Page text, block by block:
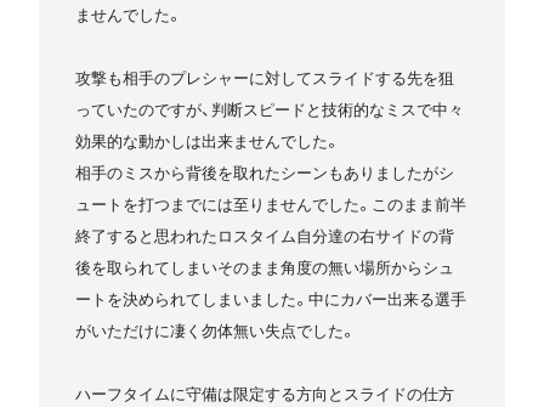
ませんでした。
攻撃も相手のプレシャーに対してスライドする先を狙
っていたのですが、判断スピードと技術的なミスで中々
効果的な動かしは出来ませんでした。
相手のミスから背後を取れたシーンもありましたがシ
ュートを打つまでには至りませんでした。このまま前半
終了すると思われたロスタイム自分達の右サイドの背
後を取られてしまいそのまま角度の無い場所からシュ
ートを決められてしまいました。中にカバー出来る選手
がいただけに凄く勿体無い失点でした。
ハーフタイムに守備は限定する方向とスライドの仕方